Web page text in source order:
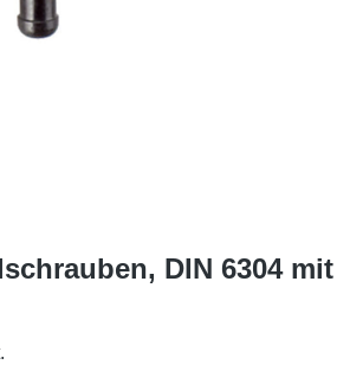
DIN 6304